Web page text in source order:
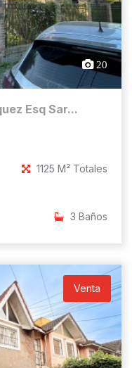
20
Esq Sar...
1125 M² Totales
3 Baños
Venta